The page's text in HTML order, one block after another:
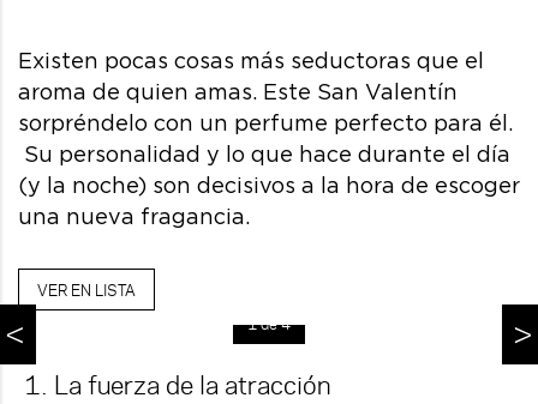
Existen pocas cosas más seductoras que el
aroma de quien amas. Este San Valentín
sorpréndelo con un perfume perfecto para él.
Su personalidad y lo que hace durante el día
(y la noche) son decisivos a la hora de escoger
una nueva fragancia.
VER EN LISTA
< 1 de 4
1. La fuerza de la atracción
>